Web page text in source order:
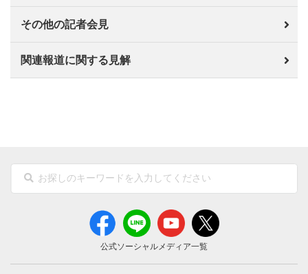
その他の記者会見
関連報道に関する見解
公式ソーシャルメディア一覧